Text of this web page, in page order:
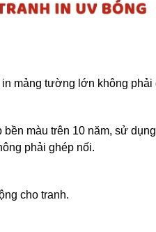
mảng tường lớn không phải
màu trên 10 năm, sử
phải ghép nối.
cho tranh.